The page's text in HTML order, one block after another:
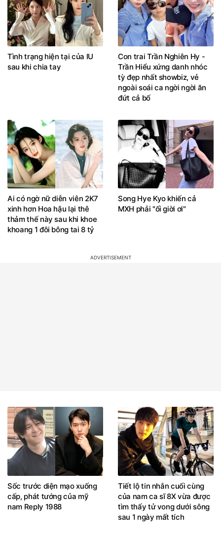
Tình trạng hiện tại của IU
sau khi chia tay
Con trai Trần Nghiên Hy -
Trần Hiểu xứng danh nhóc
tỳ đẹp nhất showbiz, vẻ
ngoài soái ca ngời ngời ăn
đứt cả bố
Ai có ngờ nữ diễn viên 2K7
xinh hơn Hoa hậu lại thê
thảm thế này sau khi khoe
khoang 1 đôi bông tai 8 tỷ
Song Hye Kyo khiến cả
MXH phải "ối giời ơi"
Sốc trước diện mạo xuống
cấp, phát tướng của mỹ
nam Reply 1988
Tiết lộ tin nhắn cuối cùng
của nam ca sĩ 8X vừa được
tìm thấy tử vong dưới sông
sau 1 ngày mất tích